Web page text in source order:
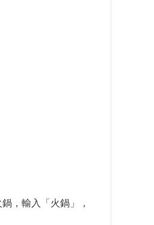
，輸入「火鍋」，